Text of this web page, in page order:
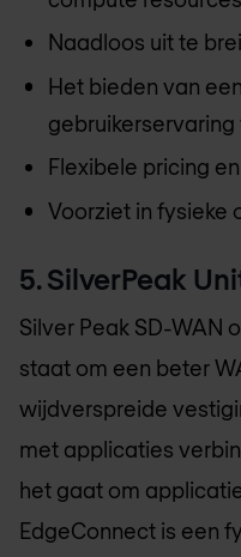
Naadloos uit te
Het bieden van
Flexibele pricing
Voorziet in fysieke
5. SilverPeak
Silver Peak SD-WAN
staat om een beter
wijdverspreide
met applicaties
het gaat om
EdgeConnect is een